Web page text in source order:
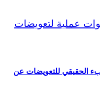
الحقيقي للتعويضات عن